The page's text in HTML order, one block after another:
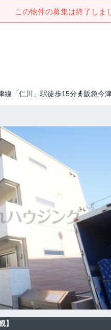
この物件の募集は終了しま
線「仁川」駅徒歩15分 阪急今
】